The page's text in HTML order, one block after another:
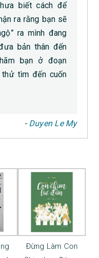
biết cách để
ra rằng bạn sẽ
ra mình đang
bản thân đến
bạn ở đoạn
tìm đến cuốn
‎- Duyen Le My
Đừng Làm Con